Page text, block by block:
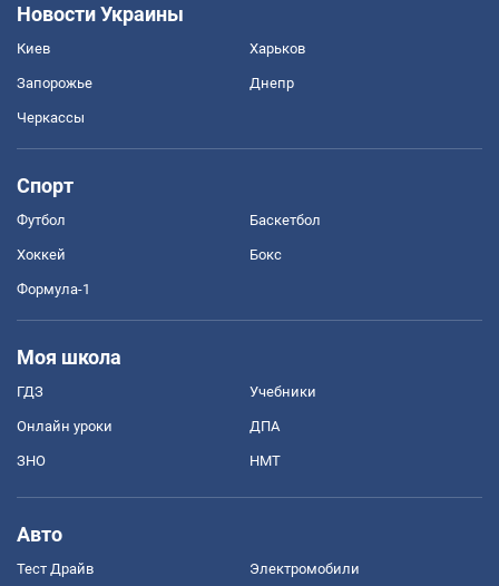
Новости Украины
Киев Харьков
Запорожье Днепр
Черкассы
Спорт
Футбол Баскетбол
Хоккей Бокс
Формула-1
Моя школа
ГДЗ Учебники
Онлайн уроки ДПА
ЗНО НМТ
Авто
Тест Драйв Электромобили